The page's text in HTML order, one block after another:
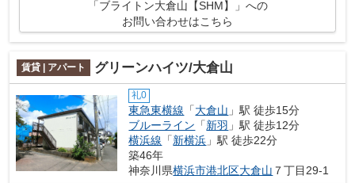
「ブライトン大倉山【SHM】」への
お問い合わせはこちら
賃貸 | アパート グリーンハイツ/大倉山
礼0
東急東横線 「大倉山 」駅 徒歩15分
ブルーライン 「新羽 」駅 徒歩12分
横浜線 「新横浜 」駅 徒歩22分
築46年
神奈川県横浜市港北区大倉山 ７丁目29-1